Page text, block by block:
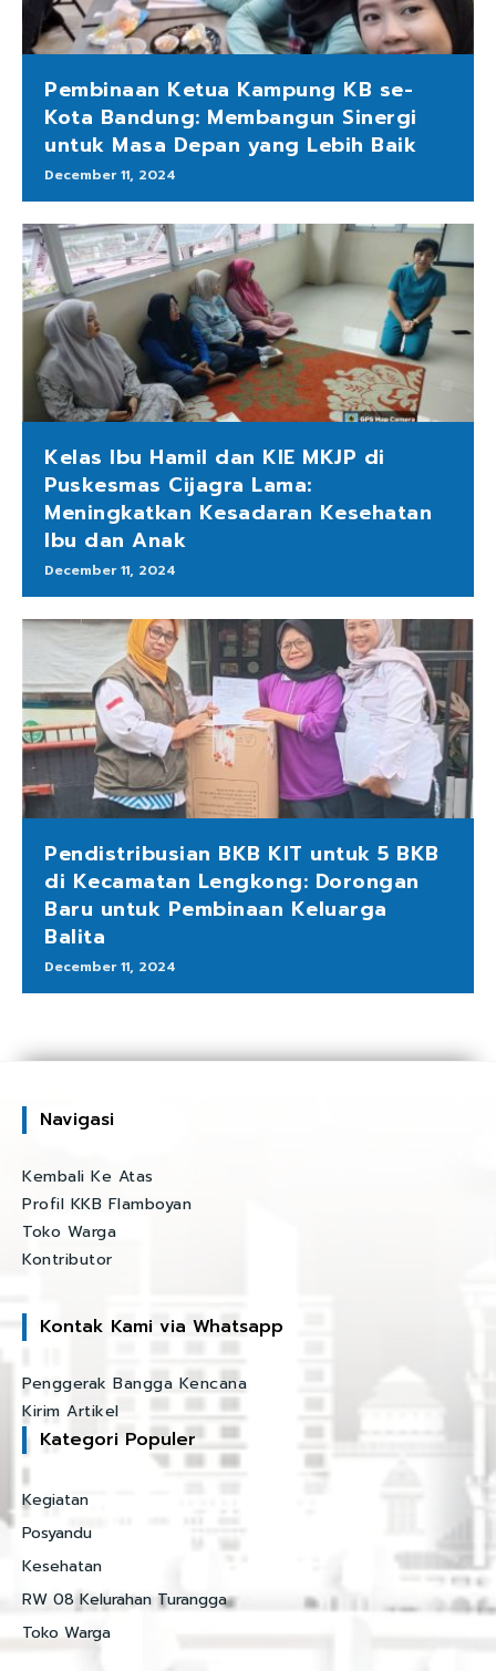
Pembinaan Ketua Kampung KB se-
Kota Bandung: Membangun Sinergi
untuk Masa Depan yang Lebih Baik
December 11, 2024
Kelas Ibu Hamil dan KIE MKJP di
Puskesmas Cijagra Lama:
Meningkatkan Kesadaran Kesehatan
Ibu dan Anak
December 11, 2024
Pendistribusian BKB KIT untuk 5 BKB
di Kecamatan Lengkong: Dorongan
Baru untuk Pembinaan Keluarga
Balita
December 11, 2024
Navigasi
Kembali Ke Atas
Profil KKB Flamboyan
Toko Warga
Kontributor
Kontak Kami via Whatsapp
Penggerak Bangga Kencana
Kirim Artikel
Kategori Populer
Kegiatan
Posyandu
Kesehatan
RW 08 Kelurahan Turangga
Toko Warga